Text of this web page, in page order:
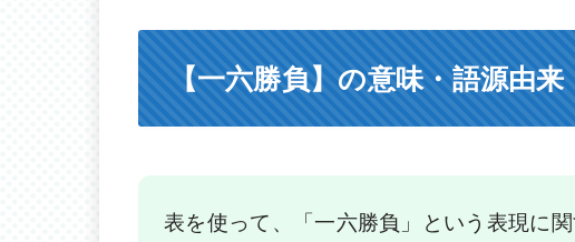
【一六勝負】の意味・語源由
表を使って、「一六勝負」という表現に